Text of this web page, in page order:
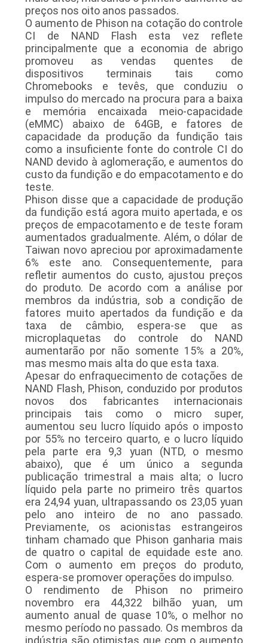
MAPA
SITE
PRIVACY
POLICY
preços nos oito anos passados.
O aumento de Phison na cotação do controle
CI de NAND Flash esta vez reflete
principalmente que a economia de abrigo
promoveu as vendas quentes de
dispositivos terminais tais como
Chromebooks e tevês, que conduziu o
impulso do mercado na procura para a baixa
e memória encaixada meio-capacidade
(eMMC) abaixo de 64GB, e fatores de
capacidade da produção da fundição tais
como a insuficiente fonte do controle CI do
NAND devido à aglomeração, e aumentos do
custo da fundição e do empacotamento e do
teste.
Phison disse que a capacidade de produção
da fundição está agora muito apertada, e os
preços de empacotamento e de teste foram
aumentados gradualmente. Além, o dólar de
Taiwan novo apreciou por aproximadamente
6% este ano. Consequentemente, para
refletir aumentos do custo, ajustou preços
do produto. De acordo com a análise por
membros da indústria, sob a condição de
fatores muito apertados da fundição e da
taxa de câmbio, espera-se que as
microplaquetas do controle do NAND
aumentarão por não somente 15% a 20%,
mas mesmo mais alta do que esta taxa.
Apesar do enfraquecimento de cotações de
NAND Flash, Phison, conduzido por produtos
novos dos fabricantes internacionais
principais tais como o micro super,
aumentou seu lucro líquido após o imposto
por 55% no terceiro quarto, e o lucro líquido
pela parte era 9,3 yuan (NTD, o mesmo
abaixo), que é um único a segunda
publicação trimestral a mais alta; o lucro
líquido pela parte no primeiro três quartos
era 24,94 yuan, ultrapassando os 23,05 yuan
pelo ano inteiro de no ano passado.
Previamente, os acionistas estrangeiros
tinham chamado que Phison ganharia mais
de quatro o capital de equidade este ano.
Com o aumento em preços do produto,
espera-se promover operações do impulso.
O rendimento de Phison no primeiro
novembro era 44,322 bilhão yuan, um
aumento anual de quase 10%, o melhor no
mesmo período no passado. Os membros da
indústria são otimistas que com o aumento